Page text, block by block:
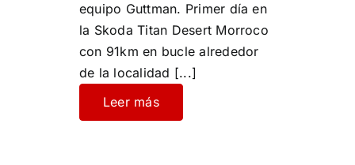
equipo Guttman. Primer día en
la Skoda Titan Desert Morroco
con 91km en bucle alrededor
de la localidad [...]
Leer más